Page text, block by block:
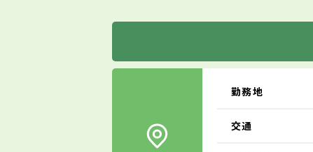
勤務地
交通